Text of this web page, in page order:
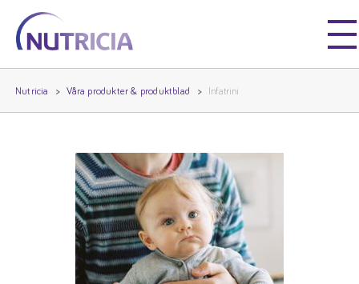
Nutricia
Nutricia
Nutricia Våra produkter & produktblad Infatrini